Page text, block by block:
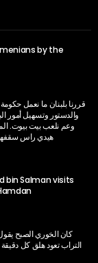
by the
قررنا بلبنان ما نعمل
والدستور وتسهيل أمور
وعم نلعب بيت بيوت.
هيدي راس
bin Salman visits
كان الخوري الصبح
التراب تعود هلق كل